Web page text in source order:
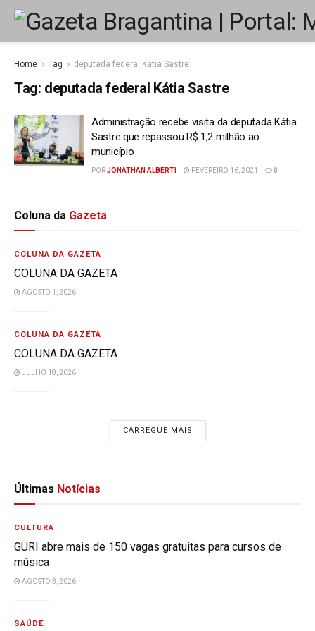
Home Tag deputada federal Kátia Sastre
Tag: deputada federal Kátia Sastre
Administração recebe visita da deputada Kátia
Sastre que repassou R$ 1,2 milhão ao
município
PORJONATHAN ALBERTI FEVEREIRO 16, 2021 0
Coluna da Gazeta
COLUNA DA GAZETA
COLUNA DA GAZETA
AGOSTO 1, 2026
COLUNA DA GAZETA
COLUNA DA GAZETA
JULHO 18, 2026
CARREGUE MAIS
Últimas Notícias
CULTURA
GURI abre mais de 150 vagas gratuitas para cursos de
música
AGOSTO 3, 2026
SAÚDE